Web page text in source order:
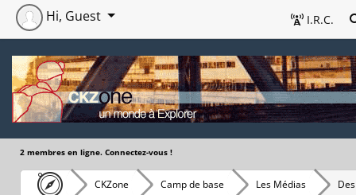
I.R.C.
Hi, Guest
2 membres en ligne. Connectez-vous !
CKZone Camp de base Les Médias